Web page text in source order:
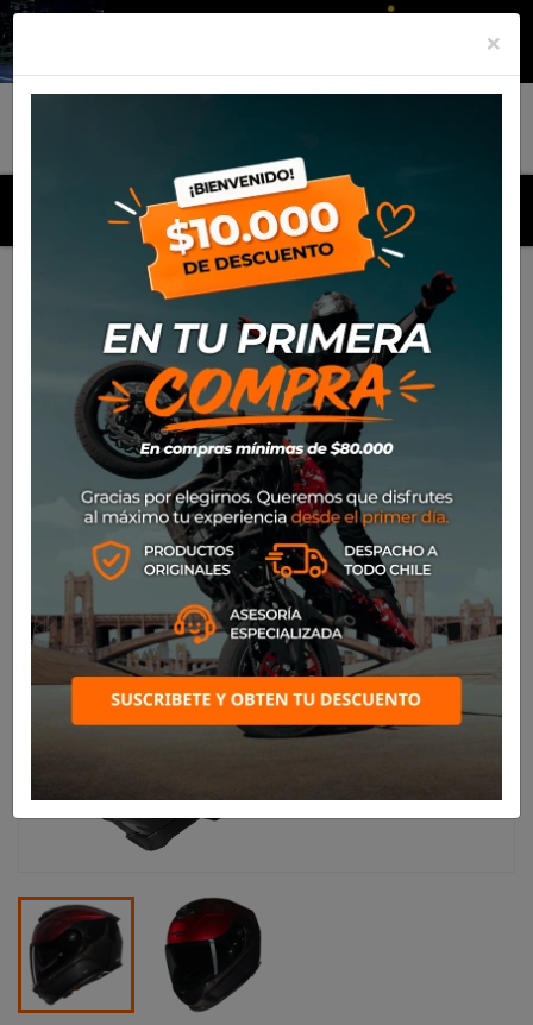
MENU
Productos Cascos
Casco Nolan X903 Uc
Verniciatura
×